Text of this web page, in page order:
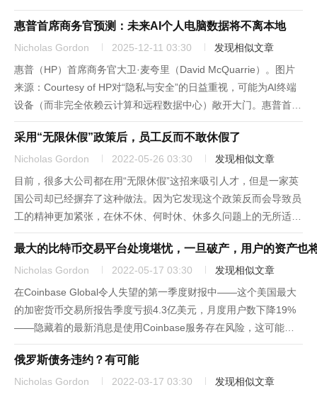
进行踢拳表演，展示人形机器人做出“高难度动作”的视频越来越
多，其表现也愈发惊艳。然...
惠普首席商务官预测：未来AI个人电脑数据将不离本地
Nicholas Gordon 2025-12-11 03:30
发现相似文章
惠普（HP）首席商务官大卫·麦夸里（David McQuarrie）。图片
来源：Courtesy of HP对“隐私与安全”的日益重视，可能为AI终端
设备（而非完全依赖云计算和远程数据中心）敞开大门。惠普首席
商务官大卫·麦夸里（David McQuarrie）于10月告诉《财富》杂
志：“在一个数据主...
采用“无限休假”政策后，员工反而不敢休假了
Nicholas Gordon 2022-05-26 03:30
发现相似文章
目前，很多大公司都在用“无限休假”这招来吸引人才，但是一家英
国公司却已经摒弃了这种做法。因为它发现这个政策反而会导致员
工的精神更加紧张，在休不休、何时休、休多久问题上的无所适
从，只会让他们更感焦虑。英国招聘公司Unknown的创始人奥利·
斯科特于5月17日在LinkedIn上发布了一篇贴子称，他的公...
最大的比特币交易平台处境堪忧，一旦破产，用户的资产也
Nicholas Gordon 2022-05-17 03:30
发现相似文章
在Coinbase Global令人失望的第一季度财报中——这个美国最大
的加密货币交易所报告季度亏损4.3亿美元，月度用户数下降19%
——隐藏着的最新消息是使用Coinbase服务存在风险，这可能会
让其数百万用户感到惊讶。Coinbase表示，一旦该加密货币交易
所破产，用户可能会失去存储在其账户中的...
俄罗斯债务违约？有可能
Nicholas Gordon 2022-03-17 03:30
发现相似文章